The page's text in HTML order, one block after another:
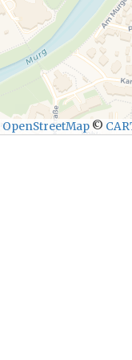
OpenStreetMap ©